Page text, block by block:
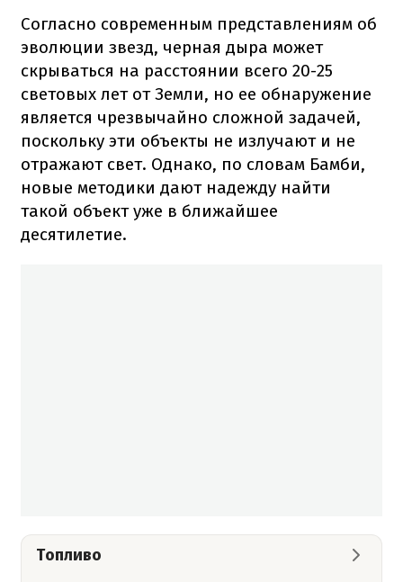
Согласно современным представлениям об
эволюции звезд, черная дыра может
скрываться на расстоянии всего 20-25
световых лет от Земли, но ее обнаружение
является чрезвычайно сложной задачей,
поскольку эти объекты не излучают и не
отражают свет. Однако, по словам Бамби,
новые методики дают надежду найти
такой объект уже в ближайшее
десятилетие.
Топливо